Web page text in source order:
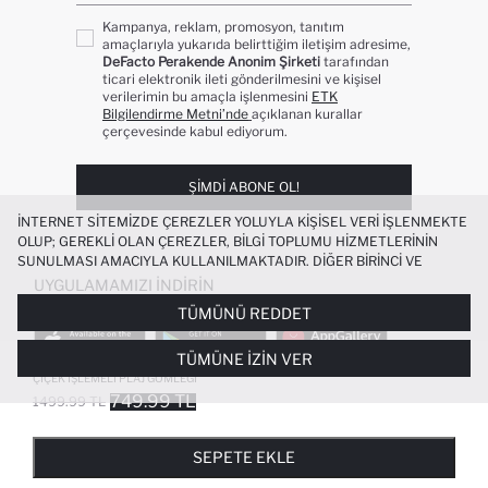
%100 PAMUK REGULAR FIT BRODE
ÇIÇEK İŞLEMELI PLAJ GÖMLEĞI
1499.99 TL 749.99 TL
SEPETE EKLE
Kampanya, reklam, promosyon, tanıtım
amaçlarıyla yukarıda belirttiğim iletişim adresime,
DeFacto Perakende Anonim Şirketi tarafından
ticari elektronik ileti gönderilmesini ve kişisel
verilerimin bu amaçla işlenmesini ETK
Bilgilendirme Metni’nde açıklanan kurallar
çerçevesinde kabul ediyorum.
ŞIMDI ABONE OL!
UYGULAMAMIZI İNDIRIN
POPÜLER KATEGORILER
KADIN BEYAZ TIŞÖRT
İNTERNET SITEMIZDE ÇEREZLER YOLUYLA KIŞISEL VERI IŞLENMEKTE
OLUP; GEREKLI OLAN ÇEREZLER, BILGI TOPLUMU HIZMETLERININ
SUNULMASI AMACIYLA KULLANILMAKTADIR. DIĞER BIRINCI VE
ÜÇÜNCÜ TARAF ÇEREZLER ISE SIZE DAHA IYI BIR ALIŞVERIŞ
DENEYIMI SUNULABILMESI, SITEMIZIN DAHA IŞLEVSEL KILINMASI VE
KIŞISELLEŞTIRMESI VE AÇIK RIZA VERMENIZ HALINDE, SIZLERE
YÖNELIK PAZARLAMA FAALIYETLERININ YAPILMASI AMAÇLARIYLA
SINIRLI OLARAK KULLANILACAKTIR. ÇEREZLERE DAIR TERCIHLERINIZI
ÇEREZ TERCIHLERIPANELI ARACILIĞIYLA HER ZAMAN YÖNETEBILIR,
ÇEREZLERLE ILGILI DAHA DETAYLI BILGIYE
TÜMÜNÜ REDDET
TÜMÜNE İZIN VER